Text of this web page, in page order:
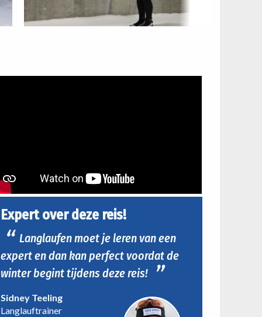
Expert over deze reis!
Langlaufen moet je leren van een
expert en dan kan perfect voordat de
winter begint tijdens deze reis!
Sidney Teeling
Langlauftrainer